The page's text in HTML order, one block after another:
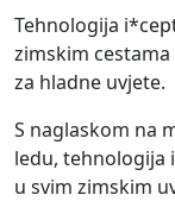
Tehnologija
zimskim
za hladne uvjete.
S naglaskom na
ledu, tehnologija
u svim zimskim